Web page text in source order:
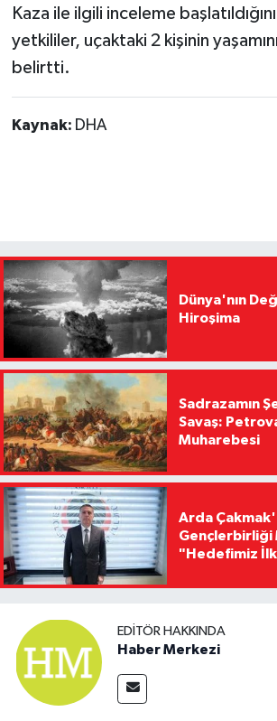
Kaza ile ilgili inceleme
yetkililer, uçaktaki 2 kişinin
belirtti.
Kaynak: DHA
Dünya'nın
Hiroşima
Sadrazamın
Savaş:
Muharebesi
Arda
Gençlerbirliği
"Hedefimiz
Kaldıracağız"
EDITÖR HAKKINDA
Haber Merkezi